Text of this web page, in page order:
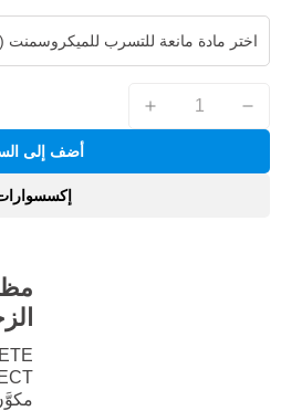
اختر مادة مانعة للتسرب للميكروسمنت
أضف إلى